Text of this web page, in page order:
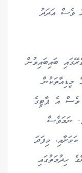
ވެސް އަދަދު
ބައިބައިވުން
މީޑިއާތަކުން
ވެސް އެ ޕާޓީގެ
ނަމަވެސް
މިފަދަ
ހިދުމަތުގައި